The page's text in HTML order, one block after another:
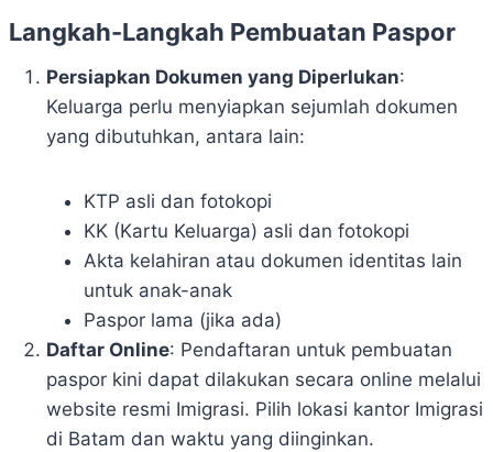
Langkah-Langkah Pembuatan Paspor
Persiapkan Dokumen yang Diperlukan:
Keluarga perlu menyiapkan sejumlah dokumen
yang dibutuhkan, antara lain:
KTP asli dan fotokopi
KK (Kartu Keluarga) asli dan fotokopi
Akta kelahiran atau dokumen identitas lain
untuk anak-anak
Paspor lama (jika ada)
Daftar Online: Pendaftaran untuk pembuatan
paspor kini dapat dilakukan secara online melalui
website resmi Imigrasi. Pilih lokasi kantor Imigrasi
di Batam dan waktu yang diinginkan.